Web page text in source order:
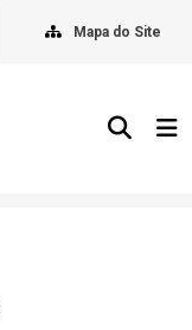
Mapa do Site